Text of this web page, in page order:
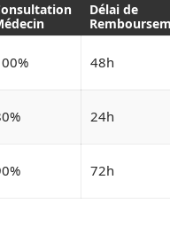
Délai de
48h
24h
72h